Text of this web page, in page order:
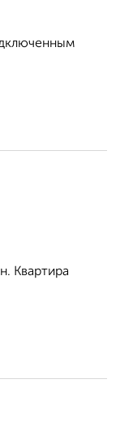
Квартира